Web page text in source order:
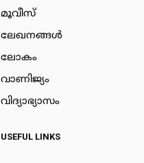
മൂവീസ്
ലേഖനങ്ങള്‍
ലോകം
വാണിജ്യം
വിദ്യാഭ്യാസം
USEFUL LINKS